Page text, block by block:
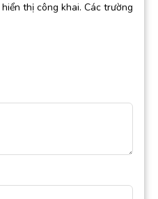
thị công khai. Các trường